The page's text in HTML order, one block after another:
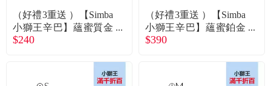
（好禮3重送 ）【Simba
小獅王辛巴】蘊蜜質金
玻璃寬口防脹氣奶瓶-27
$240
（好禮3重送 ）【Simba
小獅王辛巴】蘊蜜鉑金
PPSU寬口防脹氣奶瓶2
$390